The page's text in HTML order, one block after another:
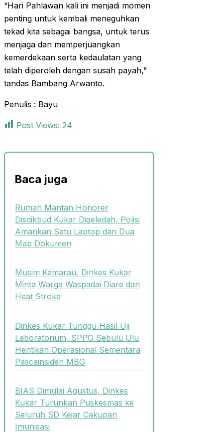
“Hari Pahlawan kali ini menjadi momen
penting untuk kembali meneguhkan
tekad kita sebagai bangsa, untuk terus
menjaga dan memperjuangkan
kemerdekaan serta kedaulatan yang
telah diperoleh dengan susah payah,”
tandas Bambang Arwanto.
Penulis : Bayu
Post Views: 24
Baca juga
Rumah Mantan Honorer
Disdikbud Kukar Digeledah, Polisi
Amankan Satu Laptop dan Dua
Map Dokumen
Musim Kemarau, Dinkes Kukar
Minta Warga Waspadai Diare dan
Heat Stroke
Dinkes Kukar Tunggu Hasil Uji
Laboratorium, SPPG Sebulu Ulu
Hentikan Operasional Sementara
Pascainsiden MBG
BIAS Dimulai Agustus, Dinkes
Kukar Turunkan Puskesmas ke
Seluruh SD Kejar Cakupan
Imunisasi